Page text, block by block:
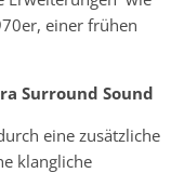
einer frühen
Surround Sound
eine zusätzliche
klangliche